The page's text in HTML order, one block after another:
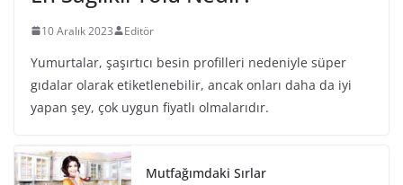
10 Aralık 2023 Editör
Yumurtalar, şaşırtıcı besin profilleri nedeniyle süper
gıdalar olarak etiketlenebilir, ancak onları daha da iyi
yapan şey, çok uygun fiyatlı olmalarıdır.
Mutfağımdaki Sırlar